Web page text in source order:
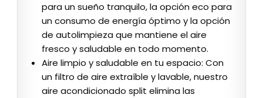
para un sueño tranquilo, la opción eco para
un consumo de energía óptimo y la opción
de autolimpieza que mantiene el aire
fresco y saludable en todo momento.
Aire limpio y saludable en tu espacio: Con
un filtro de aire extraíble y lavable, nuestro
aire acondicionado split elimina las